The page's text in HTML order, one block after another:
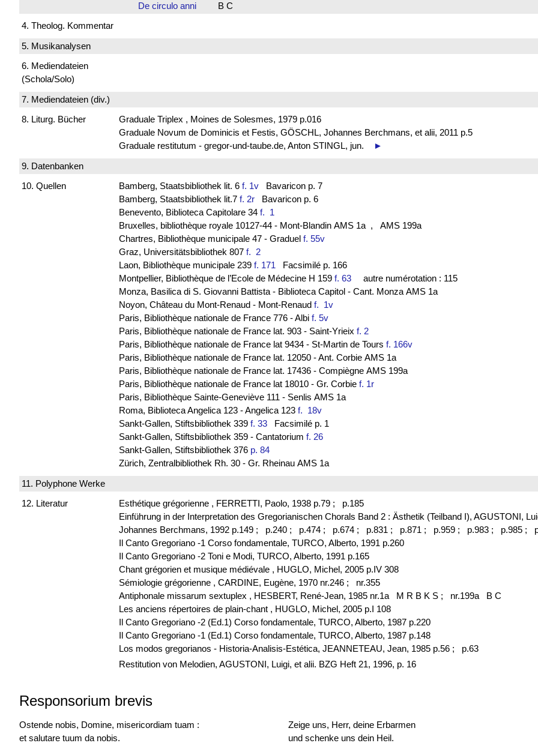
De circulo anni
B C
4. Theolog. Kommentar
5. Musikanalysen
6. Mediendateien
(Schola/Solo)
7. Mediendateien (div.)
8. Liturg. Bücher
Graduale Triplex , Moines de Solesmes, 1979 p.016
Graduale Novum de Dominicis et Festis, GÖSCHL, Johannes Berchmans, et alii, 2011 p.5
Graduale restitutum - gregor-und-taube.de, Anton STINGL, jun.
►
9. Datenbanken
10. Quellen
Bamberg, Staatsbibliothek lit. 6 f. 1vBavaricon p. 7
Bamberg, Staatsbibliothek lit.7 f. 2rBavaricon p. 6
Benevento, Biblioteca Capitolare 34 f. 1
Bruxelles, bibliothèque royale 10127-44 - Mont-Blandin AMS 1a, AMS 199a
Chartres, Bibliothèque municipale 47 - Graduel f. 55v
Graz, Universitätsbibliothek 807 f. 2
Laon, Bibliothèque municipale 239 f. 171 Facsimilé p. 166
Montpellier, Bibliothèque de l’Ecole de Médecine H 159 f. 63autre numérotation : 115
Monza, Basilica di S. Giovanni Battista - Biblioteca Capitol - Cant. Monza AMS 1a
Noyon, Château du Mont-Renaud - Mont-Renaud f. 1v
Paris, Bibliothèque nationale de France 776 - Albi f. 5v
Paris, Bibliothèque nationale de France lat. 903 - Saint-Yrieix f. 2
Paris, Bibliothèque nationale de France lat 9434 - St-Martin de Tours f. 166v
Paris, Bibliothèque nationale de France lat. 12050 - Ant. Corbie AMS 1a
Paris, Bibliothèque nationale de France lat. 17436 - Compiègne AMS 199a
Paris, Bibliothèque nationale de France lat 18010 - Gr. Corbie f. 1r
Paris, Bibliothèque Sainte-Geneviève 111 - Senlis AMS 1a
Roma, Biblioteca Angelica 123 - Angelica 123 f. 18v
Sankt-Gallen, Stiftsbibliothek 339 f. 33Facsimilé p. 1
Sankt-Gallen, Stiftsbibliothek 359 - Cantatorium f. 26
Sankt-Gallen, Stiftsbibliothek 376 p. 84
Zürich, Zentralbibliothek Rh. 30 - Gr. Rheinau AMS 1a
11. Polyphone Werke
12. Literatur
Esthétique grégorienne , FERRETTI, Paolo, 1938 p.79 ;
p.185
Einführung in der Interpretation des Gregorianischen Chorals Band 2 : Ästhetik (Teilband I), AGUSTONI,
Johannes Berchmans, 1992 p.149 ;
p.240 ; p.474 ; p.674 ; p.831 ; p.871 ; p.959 ; p.983 ; p.985 ;
Il Canto Gregoriano -1 Corso fondamentale, TURCO, Alberto, 1991 p.260
Il Canto Gregoriano -2 Toni e Modi, TURCO, Alberto, 1991 p.165
Chant grégorien et musique médiévale , HUGLO, Michel, 2005 p.IV 308
Sémiologie grégorienne , CARDINE, Eugène, 1970 nr.246 ;
nr.355
Antiphonale missarum sextuplex , HESBERT, René-Jean, 1985 nr.1a M R B K S ;
nr.199a B C
Les anciens répertoires de plain-chant , HUGLO, Michel, 2005 p.I 108
Il Canto Gregoriano -2 (Ed.1) Corso fondamentale, TURCO, Alberto, 1987 p.220
Il Canto Gregoriano -1 (Ed.1) Corso fondamentale, TURCO, Alberto, 1987 p.148
Los modos gregorianos - Historia-Analisis-Estética, JEANNETEAU, Jean, 1985 p.56 ;
p.63
Restitution von Melodien, AGUSTONI, Luigi, et alii. BZG Heft 21, 1996, p. 16
Responsorium brevis
Ostende nobis, Domine, misericordiam tuam :
et salutare tuum da nobis.
Zeige uns, Herr, deine Erbarmen
und schenke uns dein Heil.